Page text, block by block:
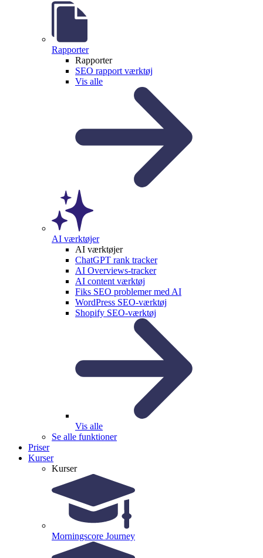
Rapporter
Rapporter
SEO rapport værktøj
Vis alle
AI værktøjer
AI værktøjer
ChatGPT rank tracker
AI Overviews-tracker
AI content værktøj
Fiks SEO problemer med AI
WordPress SEO-værktøj
Shopify SEO-værktøj
Vis alle
Se alle funktioner
Priser
Kurser
Kurser
Morningscore Journey